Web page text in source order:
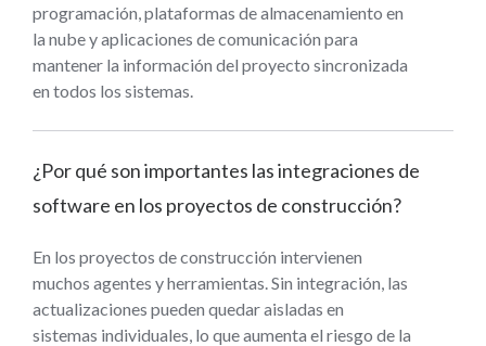
programación, plataformas de almacenamiento en
la nube y aplicaciones de comunicación para
mantener la información del proyecto sincronizada
en todos los sistemas.
¿Por qué son importantes las integraciones de
software en los proyectos de construcción?
En los proyectos de construcción intervienen
muchos agentes y herramientas. Sin integración, las
actualizaciones pueden quedar aisladas en
sistemas individuales, lo que aumenta el riesgo de la